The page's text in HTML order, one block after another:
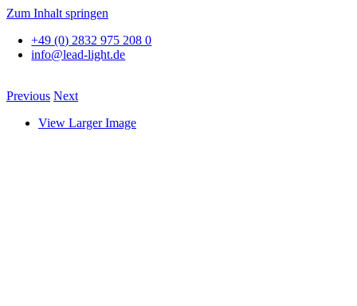
Zum Inhalt springen
+49 (0) 2832 975 208 0
info@lead-light.de
Previous Next
View Larger Image